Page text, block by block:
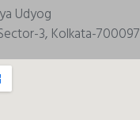
Udyog
3, Kolkata-700097